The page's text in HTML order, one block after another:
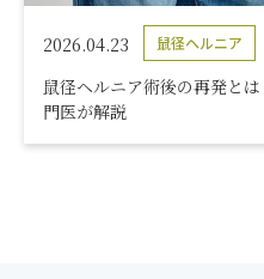
2026.04.23 鼠径ヘルニア
鼠径ヘルニア術後の再発と
門医が解説